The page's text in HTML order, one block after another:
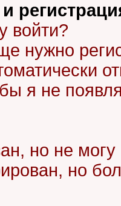
войти?
нужно
я не
но не могу
но